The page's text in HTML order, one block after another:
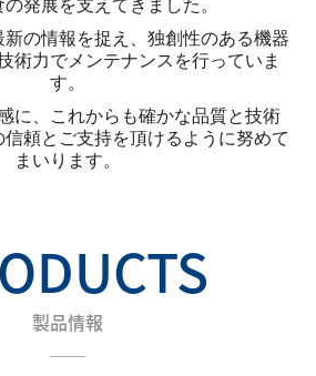
ー
発展を支えてきました。
の情報を捉え、独創性のある機器
術力でメンテナンスを行っていま
す。
に、これからも確かな品質と技術
信頼とご支持を頂けるように努めて
まいります。
製品情報